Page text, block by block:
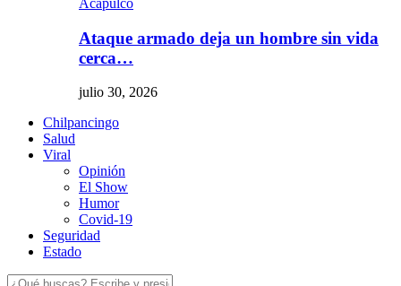
Acapulco
Ataque armado deja un hombre sin vida
cerca…
julio 30, 2026
Chilpancingo
Salud
Viral
Opinión
El Show
Humor
Covid-19
Seguridad
Estado